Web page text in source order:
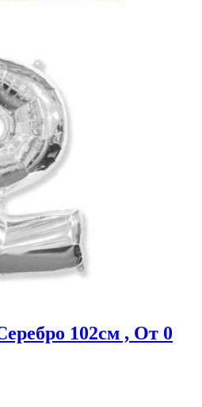
102см , От 0